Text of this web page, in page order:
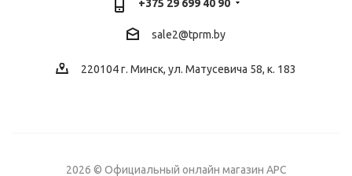
+375 29 699 40 90
sale2@tprm.by
220104 г. Минск, ул. Матусевича 58, к. 183
2026 © Официальный онлайн магазин APC